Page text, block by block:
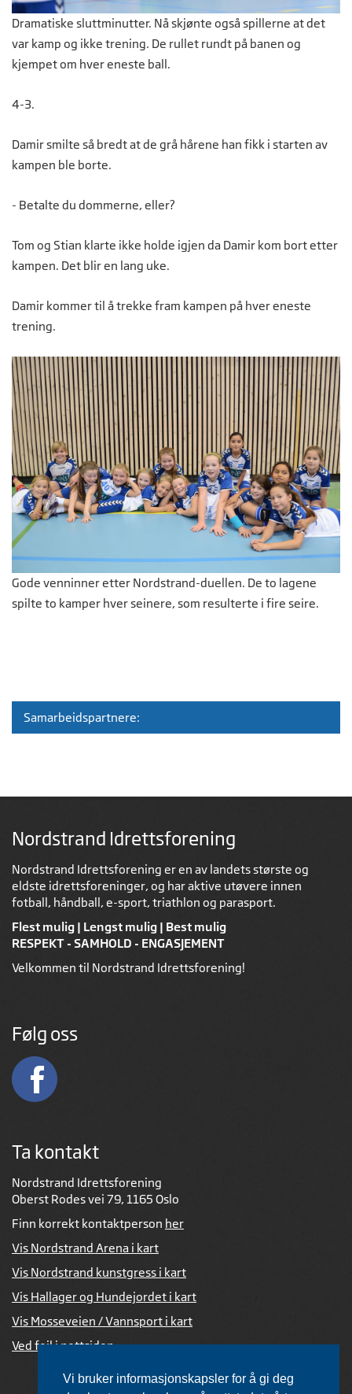
Vi bruker informasjonskapsler for å gi deg
Dramatiske sluttminutter. Nå skjønte også spillerne at det
var kamp og ikke trening. De rullet rundt på banen og
kjempet om hver eneste ball.
4-3.
Damir smilte så bredt at de grå hårene han fikk i starten av
kampen ble borte.
- Betalte du dommerne, eller?
Tom og Stian klarte ikke holde igjen da Damir kom bort etter
kampen. Det blir en lang uke.
Damir kommer til å trekke fram kampen på hver eneste
trening.
Gode venninner etter Nordstrand-duellen. De to lagene
spilte to kamper hver seinere, som resulterte i fire seire.
Samarbeidspartnere:
Nordstrand Idrettsforening
Nordstrand Idrettsforening er en av landets største og
eldste idrettsforeninger, og har aktive utøvere innen
fotball, håndball, e-sport, triathlon og parasport.
Flest mulig | Lengst mulig | Best mulig
RESPEKT - SAMHOLD - ENGASJEMENT
Velkommen til Nordstrand Idrettsforening!
Følg oss
Ta kontakt
Nordstrand Idrettsforening
Oberst Rodes vei 79, 1165 Oslo
Finn korrekt kontaktperson her
Vis Nordstrand Arena i kart
Vis Nordstrand kunstgress i kart
Vis Hallager og Hundejordet i kart
Vis Mosseveien / Vannsport i kart
Ved feil i nettsiden